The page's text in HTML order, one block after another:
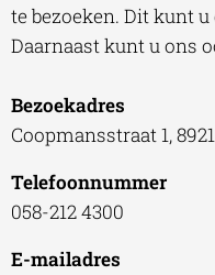
te bezoeken. Dit kunt
Daarnaast kunt u ons
Bezoekadres
Coopmansstraat 1,
Telefoonnummer
058-212 4300
E-mailadres